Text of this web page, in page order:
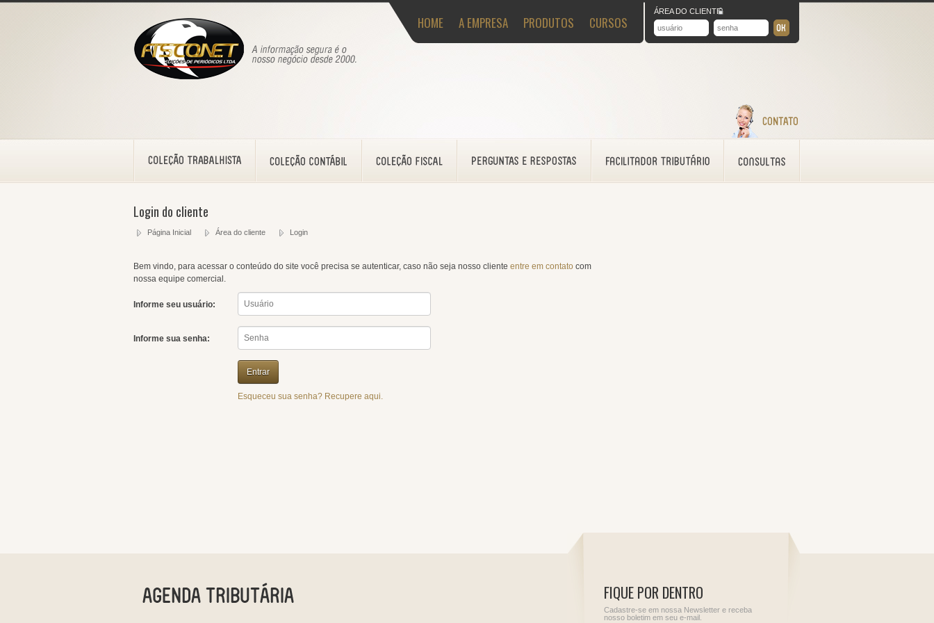
HOME A EMPRESA PRODUTOS CURSOS
ÁREA DO CLIENTE
Login do cliente
Página Inicial Área do cliente Login
Bem vindo, para acessar o conteúdo do site você precisa se autenticar, caso não seja nosso cliente entre em contato com
nossa equipe comercial.
Informe seu usuário:
Informe sua senha:
Esqueceu sua senha? Recupere aqui.
FIQUE POR DENTRO
Cadastre-se em nossa Newsletter e receba
nosso boletim em seu e-mail.